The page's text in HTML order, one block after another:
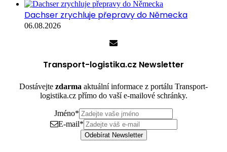
Dachser zrychluje přepravy do Německa
06.08.2026
Transport-logistika.cz Newsletter
Dostávejte zdarma aktuální informace z portálu Transport-
logistika.cz přímo do vaší e-mailové schránky.
Jméno*
E-mail*
Odebírat Newsletter